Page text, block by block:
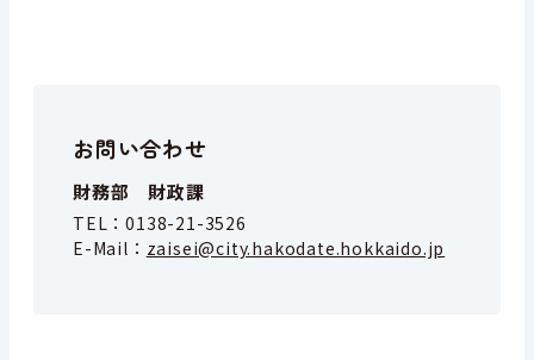
お問い合わせ
財務部 財政課
TEL：0138-21-3526
E-Mail： zaisei@city.hakodate.hokkaido.jp